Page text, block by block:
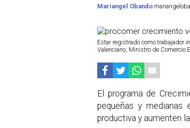
Mariangel Obando
Estar registrado como trabajador
Valenciano, Ministro de Comercio
El programa de
pequeñas y medianas
productiva y aumenten